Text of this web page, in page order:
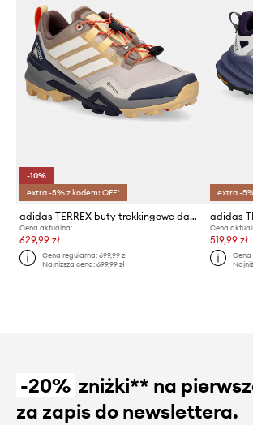
-10%
extra -5% z kodem: OFF*
adidas TERREX buty trekkingowe damskie Skychaser
Cena aktualna:
629,99 zł
Cena regularna:699,99 zł
Najniższa cena:699,99 zł
extra -
adidas
Cena
519,99 zł
Cena
-20% zniżki** na
za zapis do newslettera.